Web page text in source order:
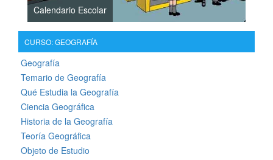
Calendario Escolar
CURSO: GEOGRAFÍA
Geografía
Temario de Geografía
Qué Estudia la Geografía
Ciencia Geográfica
Historia de la Geografía
Teoría Geográfica
Objeto de Estudio